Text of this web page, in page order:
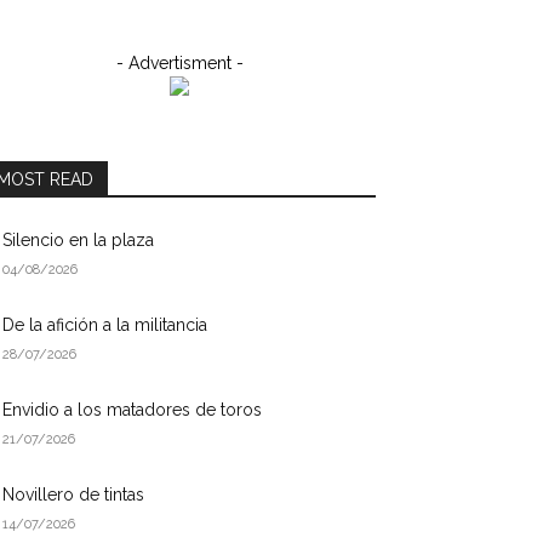
- Advertisment -
READ
Silencio en la plaza
04/08/2026
De la afición a la militancia
28/07/2026
Envidio a los matadores de toros
21/07/2026
Novillero de tintas
14/07/2026